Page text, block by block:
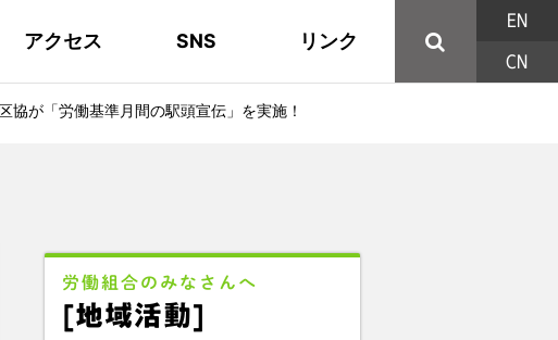
44の構成組織 主な取り組み
地域活動 資料
アクセス
東部ブロック地協 西北ブロック
SNS
YouTube X/Twitter
リンク
EN
CN
協が「労働基準月間の駅頭宣伝」を実施！
労働組合のみなさんへ
[地域活動]